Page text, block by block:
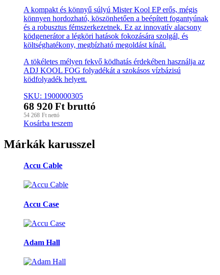
A kompakt és könnyű súlyú Mister Kool EP erős, mégis
könnyen hordozható, köszönhetően a beépített fogantyúnak
és a robusztus fémszerkezetnek. Ez az innovatív alacsony
ködgenerátor a légköri hatások fokozására szolgál, és
költséghatékony, megbízható megoldást kínál.
A tökéletes mélyen fekvő ködhatás érdekében használja az
ADJ KOOL FOG folyadékát a szokásos vízbázisú
ködfolyadék helyett.
SKU: 1900000305
68 920 Ft bruttó
54 268 Ft nettó
Kosárba teszem
Márkák karusszel
Accu Cable
Accu Case
Adam Hall